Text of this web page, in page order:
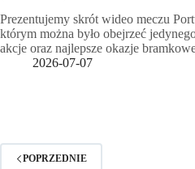
Prezentujemy skrót wideo meczu
którym można było obejrzeć
akcje oraz najlepsze okazje
2026-07-07
POPRZEDNIE